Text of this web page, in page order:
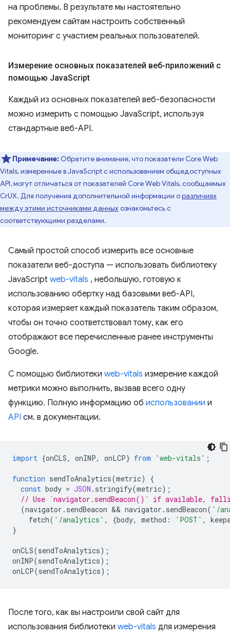
на проблемы. В результате мы настоятельно
рекомендуем сайтам настроить собственный
мониторинг с участием реальных пользователей.
Измерение основных показателей веб-приложений с
помощью JavaScript
Каждый из основных показателей веб-безопасности
можно измерить с помощью JavaScript, используя
стандартные веб-API.
Примечание: Обратите внимание, что показатели Core Web
Vitals, измеренные в JavaScript с использованием общедоступных
API, могут отличаться от показателей Core Web Vitals, сообщаемых
CrUX. Для получения дополнительной информации оразличиях
между этими источниками данныхознакомьтесь с
соответствующими разделами.
Самый простой способ измерить все основные
показатели веб-доступа — использовать библиотеку
JavaScript web-vitals , небольшую, готовую к
использованию обертку над базовыми веб-API,
которая измеряет каждый показатель таким образом,
чтобы он точно соответствовал тому, как его
отображают все перечисленные ранее инструменты
Google.
С помощью библиотеки web-vitals измерение каждой
метрики можно выполнить, вызвав всего одну
функцию. Полную информацию об использовании и
API см. в документации.
import {onCLS, onINP, onLCP} from 'web-vitals' ;
function sendToAnalytics(metric)
{
const body = JSON . stringify(metric);
// Use `navigator.sendBeacon()` if available,
(navigator . sendBeacon && navigator . sendBeacon( '/
fetch( '/analytics' , {body, method : 'POST' ,
}
onCLS(sendToAnalytics);
onINP(sendToAnalytics);
onLCP(sendToAnalytics);
После того, как вы настроили свой сайт для
использования библиотеки web-vitals для измерения